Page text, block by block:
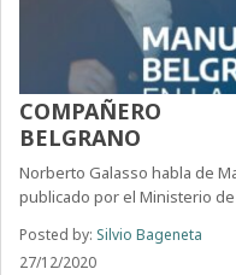
COMPAÑERO
BELGRANO
Norberto Galasso habla de
publicado por el Ministerio de
Posted by: Silvio Bageneta
27/12/2020